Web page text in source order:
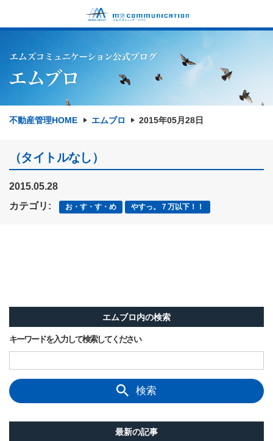
不動産管理HOME エムブロ 2015年05月28日
（タイトルなし）
2015.05.28
カテゴリ:
お・す・す・め やすっ。７万以下！！
エムブロ内の検索
キーワードを入力して検索してください
検索
最新の記事